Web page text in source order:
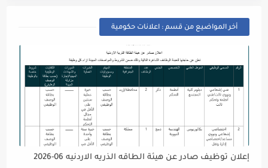
أخر المواضيع من قسم : اعلانات حكومية
إعلان توظيف صادر عن هيئة الطاقه الذريه الاردنيه 06-2026